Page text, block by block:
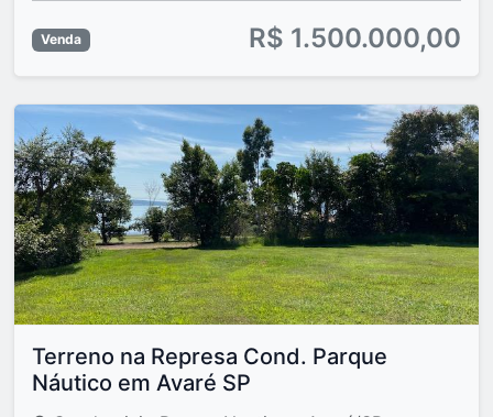
Venda R$ 1.500.000,00
Terreno na Represa Cond. Parque
Náutico em Avaré SP